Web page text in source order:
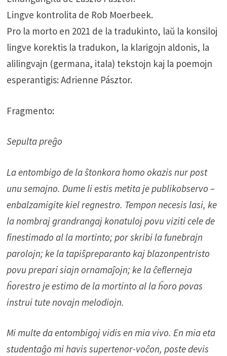
Lingve kontrolita de Rob Moerbeek.
Pro la morto en 2021 de la tradukinto, laŭ la konsiloj
lingve korektis la tradukon, la klarigojn aldonis, la
alilingvajn (germana, itala) tekstojn kaj la poemojn
esperantigis: Adrienne Pásztor.
Fragmento:
Sepulta preĝo
La entombigo de la ŝtonkora homo okazis nur post
unu semajno. Dume li estis metita je publikobservo –
enbalzamigite kiel regnestro. Tempon necesis lasi, ke
la nombraj grandrangaj konatuloj povu viziti cele de
finestimado al la mortinto; por skribi la funebrajn
parolojn; ke la tapiŝpreparanto kaj blazonpentristo
povu prepari siajn ornamaĵojn; ke la ĉeflerneja
ĥorestro je estimo de la mortinto al la ĥoro povas
instrui tute novajn melodiojn.
Mi multe da entombigoj vidis en mia vivo. En mia eta
studentaĝo mi havis supertenor-voĉon, poste devis